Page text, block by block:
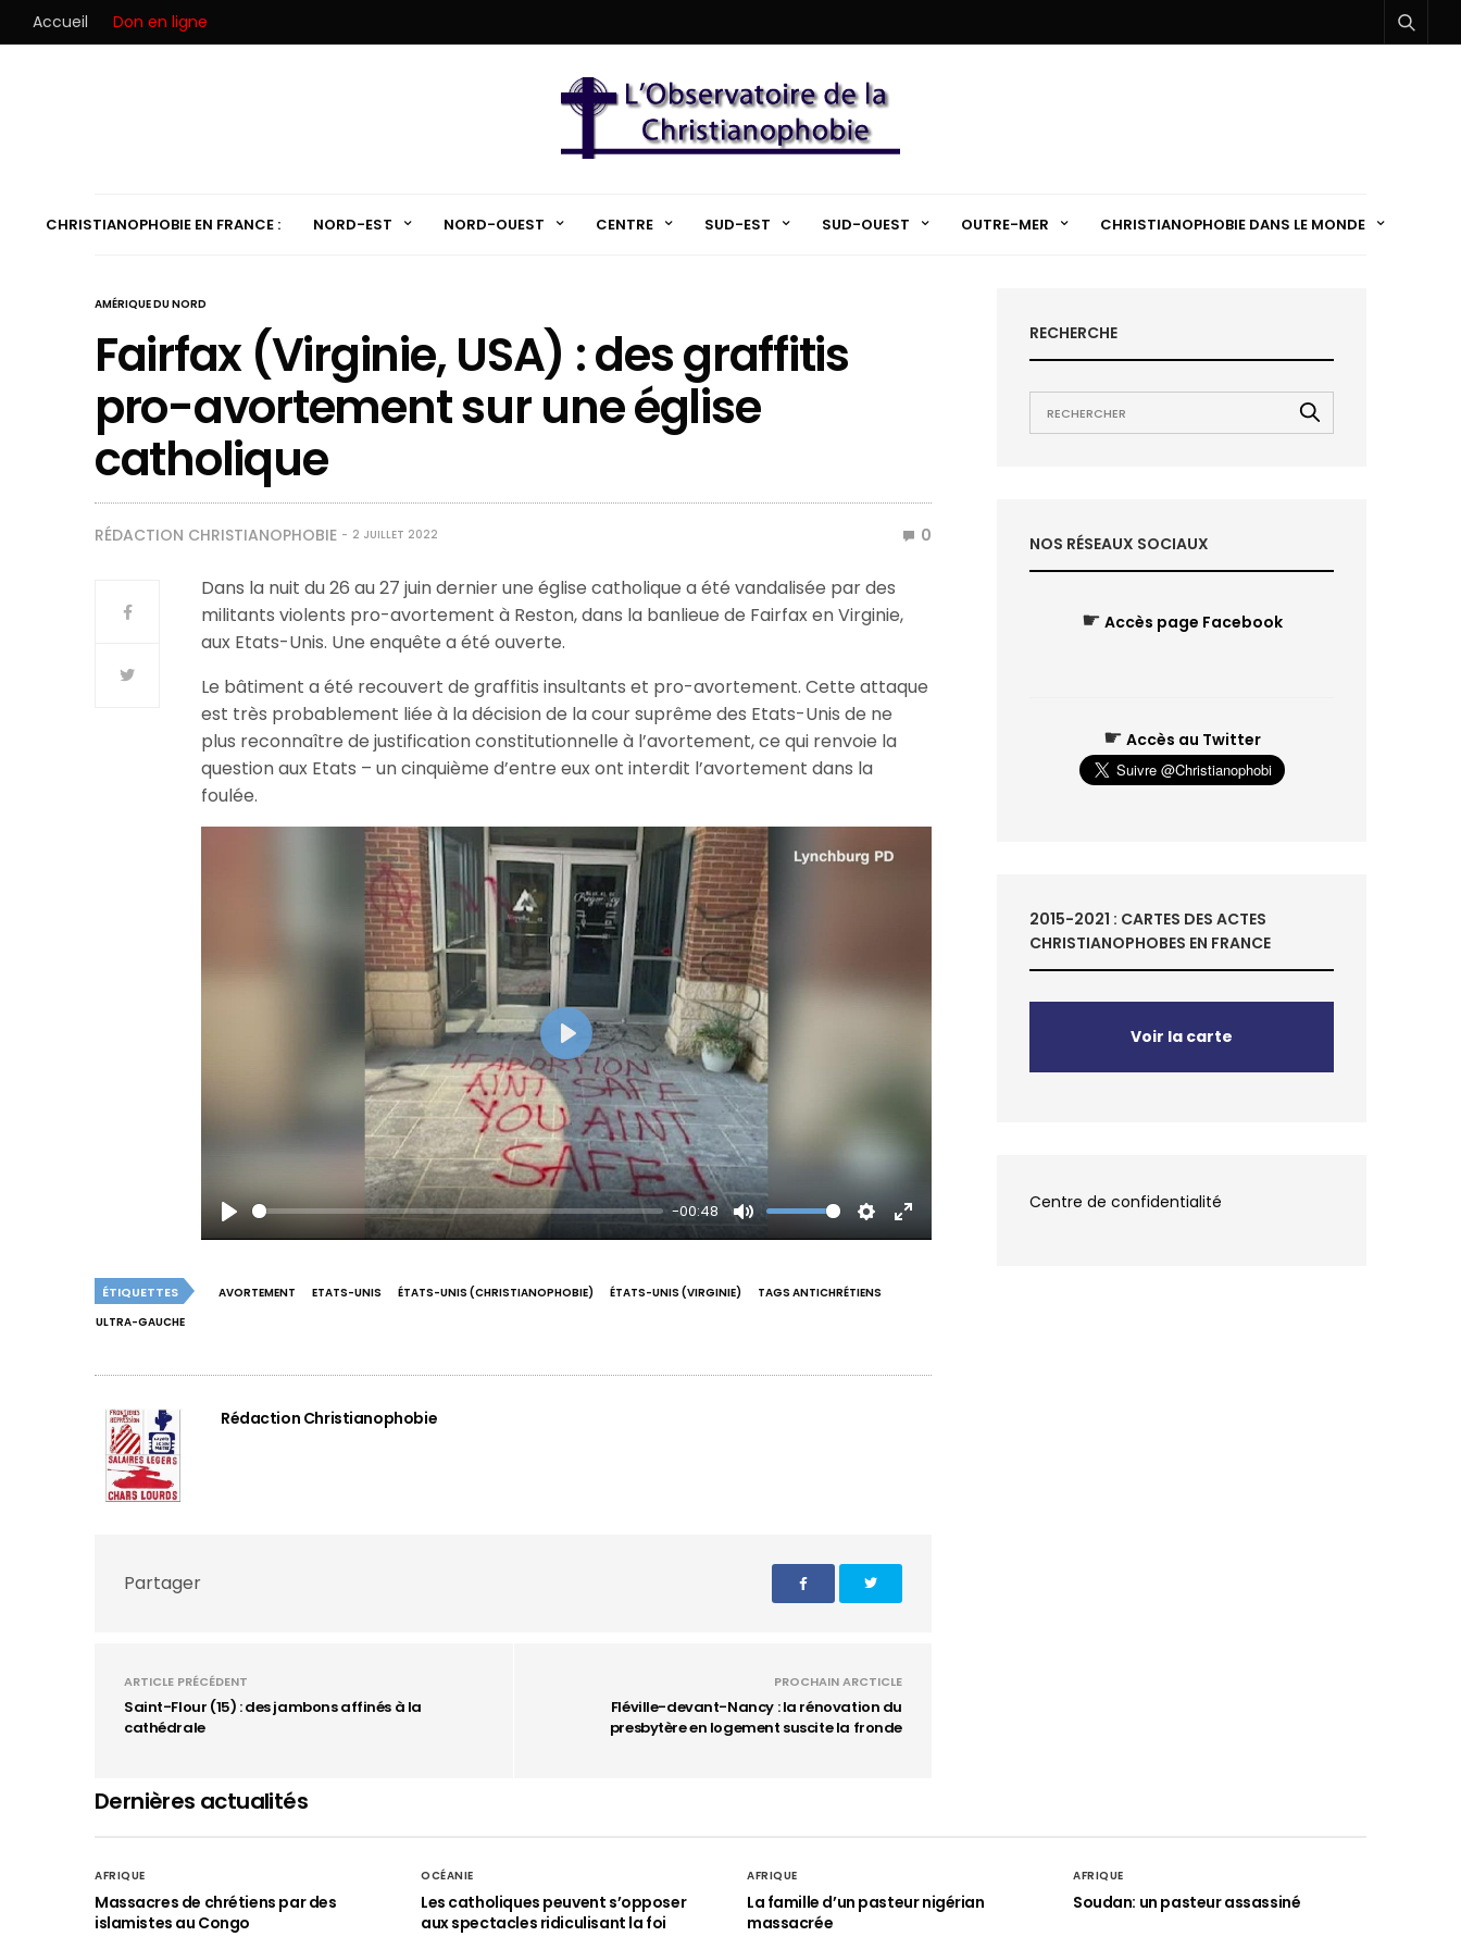
Accueil Don en ligne
CHRISTIANOPHOBIE EN FRANCE : NORD-EST NORD-OUEST CENTRE SUD-EST SUD-OUEST OUTRE-MER CHRISTIANOPHOBIE DANS LE MONDE
AMÉRIQUE DU NORD
Fairfax (Virginie, USA) : des graffitis
pro-avortement sur une église
catholique
RÉDACTION CHRISTIANOPHOBIE 2 JUILLET 2022 0
Dans la nuit du 26 au 27 juin dernier une église catholique a été vandalisée par des
militants violents pro-avortement à Reston, dans la banlieue de Fairfax en Virginie,
aux Etats-Unis. Une enquête a été ouverte.
Le bâtiment a été recouvert de graffitis insultants et pro-avortement. Cette attaque
est très probablement liée à la décision de la cour suprême des Etats-Unis de ne
plus reconnaître de justification constitutionnelle à l’avortement, ce qui renvoie la
question aux Etats – un cinquième d’entre eux ont interdit l’avortement dans la
foulée.
Play
-00:48
Mute Settings
Enter
Play
ÉTIQUETTES AVORTEMENT ETATS-UNIS ÉTATS-UNIS (CHRISTIANOPHOBIE) ÉTATS-UNIS (VIRGINIE)
TAGS ANTICHRÉTIENS
ULTRA-GAUCHE
Rédaction Christianophobie
Partager
ARTICLE PRÉCÉDENT
Saint-Flour (15) : des jambons affinés à la
cathédrale
PROCHAIN ARCTICLE
Fléville-devant-Nancy : la rénovation du
presbytère en logement suscite la fronde
RECHERCHE
NOS RÉSEAUX SOCIAUX
☛ Accès page Facebook
☛ Accès au Twitter
2015-2021 : CARTES DES ACTES
CHRISTIANOPHOBES EN FRANCE
Voir la carte
Centre de confidentialité
Dernières actualités
AFRIQUE
Massacres de chrétiens par des
islamistes au Congo
OCÉANIE
Les catholiques peuvent s’opposer
aux spectacles ridiculisant la foi
AFRIQUE
La famille d’un pasteur nigérian
massacrée
AFRIQUE
Soudan: un pasteur assassiné